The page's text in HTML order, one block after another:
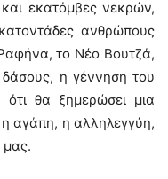
εκατόμβες νεκρών,
ανθρώπους
το Νέο Βουτζά,
δάσους, η γέννηση του
ότι θα ξημερώσει μια
η αγάπη, η αλληλεγγύη,
μας.